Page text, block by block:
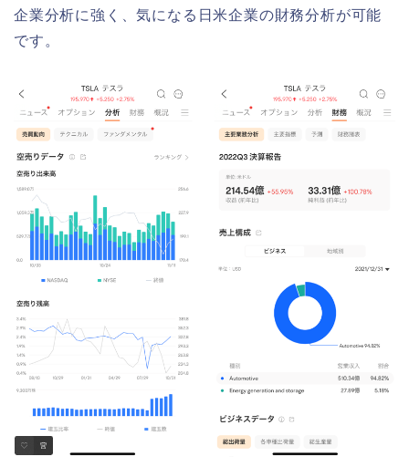
企業分析に強く、気になる日米企業の財務分析が可能
です。